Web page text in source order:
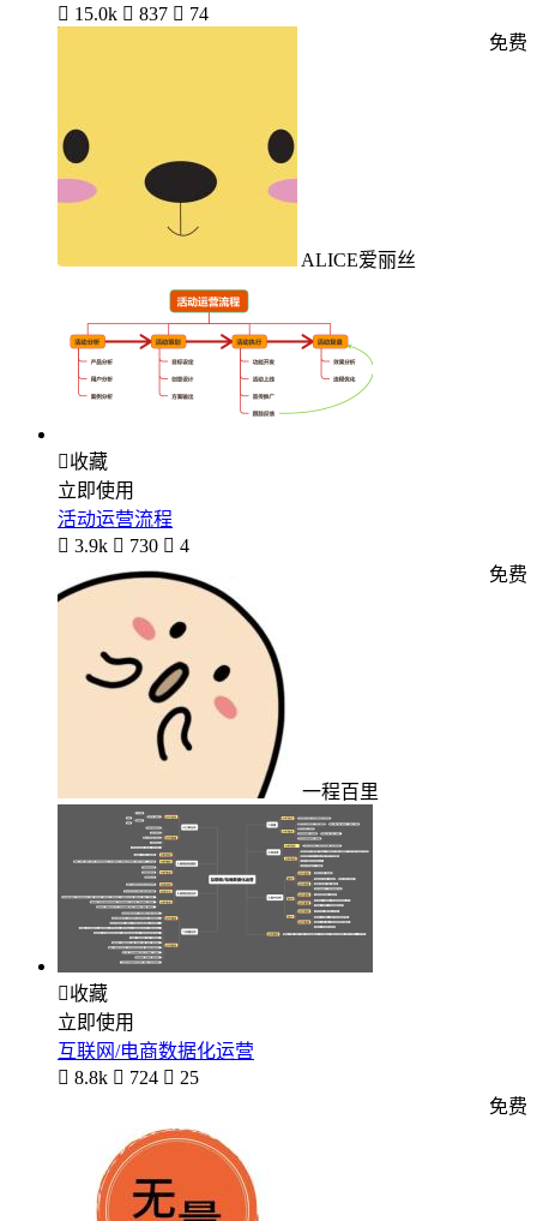
 15.0k  837  74
ALICE爱丽丝
免费
收藏
立即使用
活动运营流程
 3.9k  730  4
一程百里
免费
收藏
立即使用
互联网/电商数据化运营
 8.8k  724  25
免费